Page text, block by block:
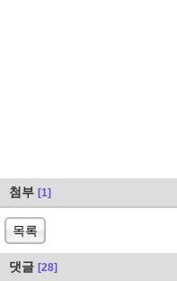
첨부 [1]
목록
댓글 [28]